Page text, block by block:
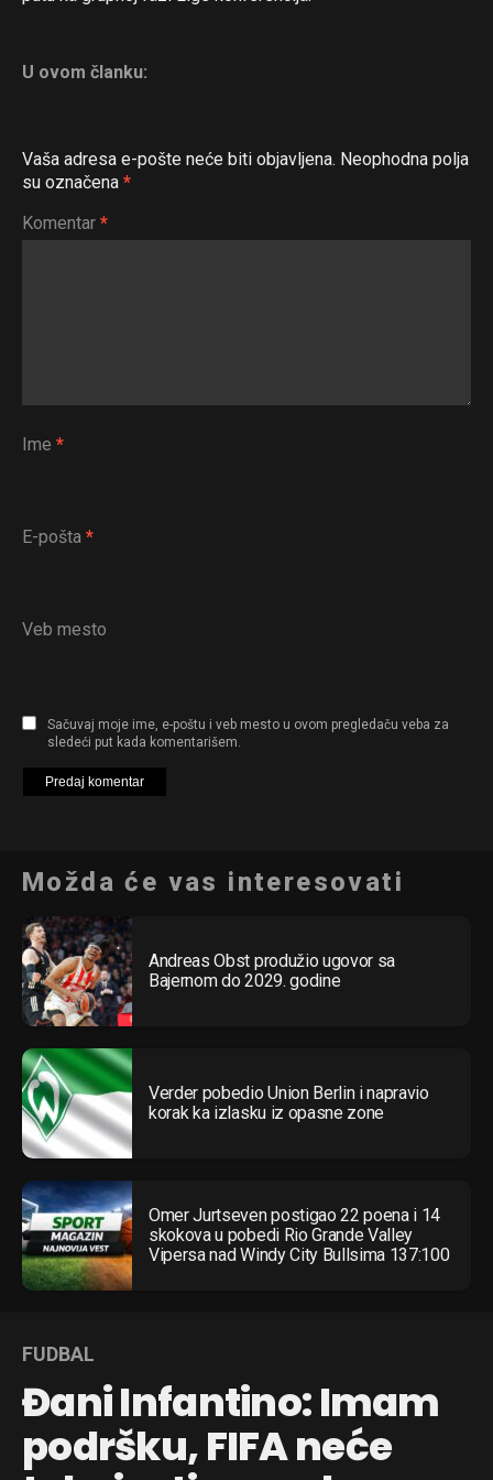
U ovom članku:
Vaša adresa e-pošte neće biti objavljena. Neophodna polja
su označena *
Komentar *
Ime *
E-pošta *
Veb mesto
Sačuvaj moje ime, e-poštu i veb mesto u ovom pregledaču veba za
sledeći put kada komentarišem.
Možda će vas interesovati
Andreas Obst produžio ugovor sa
Bajernom do 2029. godine
Verder pobedio Union Berlin i napravio
korak ka izlasku iz opasne zone
Omer Jurtseven postigao 22 poena i 14
skokova u pobedi Rio Grande Valley
Vipersa nad Windy City Bullsima 137:100
FUDBAL
Đani Infantino: Imam
podršku, FIFA neće
Flipboard
Reddit
Pinterest